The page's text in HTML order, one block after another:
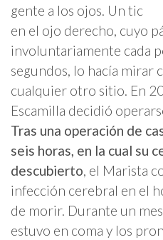
gente a los ojos. Un tic
en el ojo derecho, cuyo
involuntariamente cada
segundos, lo hacía mirar
cualquier otro sitio. En
Escamilla decidió
Tras una operación de
seis horas, en la cual su
descubierto, el Marista
infección cerebral en el
de morir. Durante un mes
estuvo en coma y los